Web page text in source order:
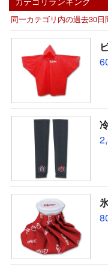
同一カテゴリ内の過去30